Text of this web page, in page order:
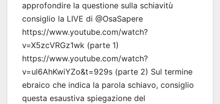
approfondire la questione sulla schiavitù
consiglio la LIVE di @OsaSapere
https://www.youtube.com/watch?
v=X5zcVRGz1wk (parte 1)
https://www.youtube.com/watch?
v=ul6AhKwiYZo&t=929s (parte 2) Sul termine
ebraico che indica la parola schiavo, consiglio
questa esaustiva spiegazione del